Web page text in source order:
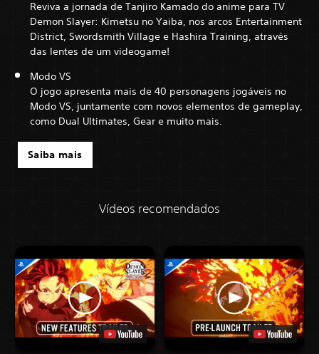
Reviva a jornada de Tanjiro Kamado do anime para TV
Demon Slayer: Kimetsu no Yaiba, nos arcos Entertainment
District, Swordsmith Village e Hashira Training, através
das lentes de um videogame!
Modo VS
O jogo apresenta mais de 40 personagens jogáveis no
Modo VS, juntamente com novos elementos de gameplay,
como Dual Ultimates, Gear e muito mais.
Saiba mais
Vídeos recomendados